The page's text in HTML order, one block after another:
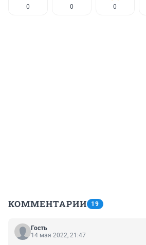
0 0 0
КОММЕНТАРИИ 19
Гость
14 мая 2022, 21:47